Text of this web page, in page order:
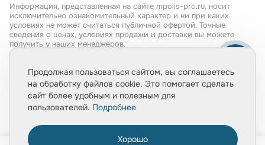
Информация, представленная на сайте mpolis-pro.ru, носит
исключительно ознакомительный характер и ни при каких
условиях не может считаться публичной офертой. Точные
сведения о ценах, условиях продажи и доставки вы можете
получить у наших менеджеров.
Обработка персональных данных
Политика конфиденциальности
Продолжая пользоваться сайтом, вы соглашаетесь
на обработку файлов cookie. Это помогает сделать
сайт более удобным и полезным для
пользователей. Подробнее
Хорошо